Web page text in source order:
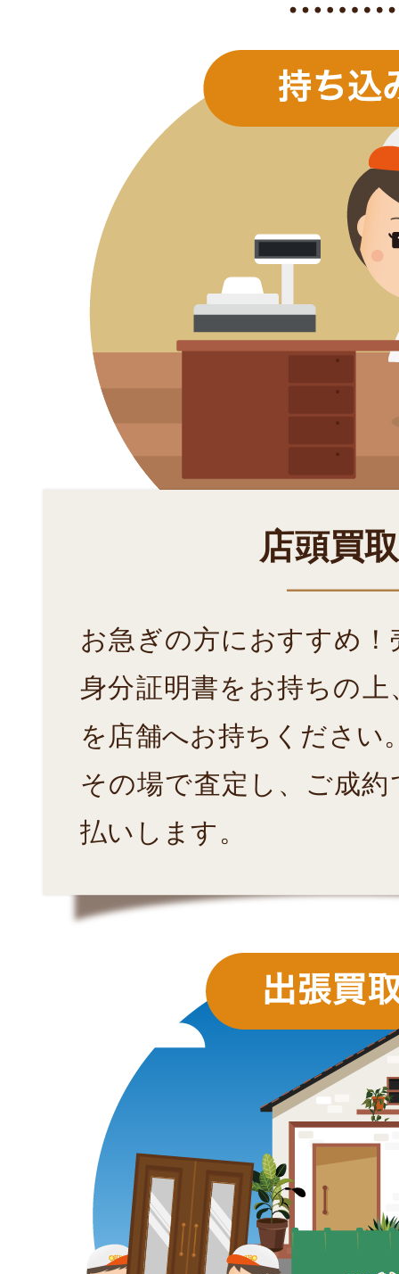
店頭買
お急ぎの方におすすめ！
身分証明書をお持ちの
を店舗へお持ちください
その場で査定し、ご成
払いします。